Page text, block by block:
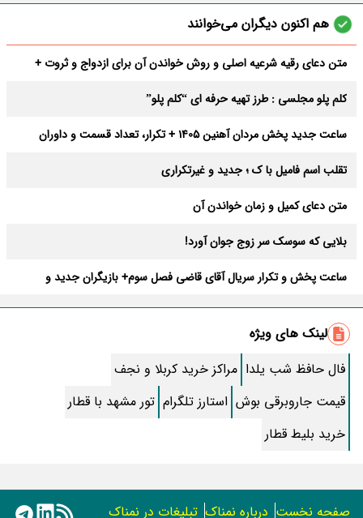
هم اکنون دیگران می‌خوانند
متن دعای رقیه شرعیه اصلی و روش خواندن آن برای ازدواج و ثروت +
کلم پلو مجلسی : طرز تهیه حرفه ای “کلم پلو”
ساعت جدید پخش مردان آهنین 1405 + تکرار، تعداد قسمت و داوران
تقلب اسم فامیل با ک ؛ جدید و غیرتکراری
متن دعای کمیل و زمان خواندن آن
بلایی که سوسک سر زوج جوان آورد!
ساعت پخش و تکرار سریال آقای قاضی فصل سوم+ بازیگران جدید و
طرز تهیه سالاد ماکارونی خانگی خوشمزه و لذیذ + آموزش تصویری
طرز تهیه پاستا با سس آلفردو و مرغ فوری + آموزش تصویری پنه
جواب کامل اسم فامیل با “س”
ماه قرمز نشانه آخر دنیا در آسمان ظاهر شد !
معجزات سوره توحید در برآورده شدن سریع حاجت
لینک های ویژه
فال حافظ شب یلدا مراکز خرید کربلا و نجف
قیمت جاروبرقی بوش استارز تلگرام تور مشهد با قطار
خرید بلیط قطار
صفحه نخست درباره نمناک تبلیغات در نمناک